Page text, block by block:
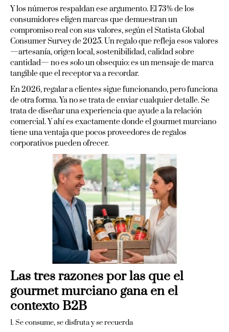
Y los números respaldan ese argumento. El 73% de los
consumidores eligen marcas que demuestran un
compromiso real con sus valores, según el Statista Global
Consumer Survey de 2025. Un regalo que refleja esos valores
—artesanía, origen local, sostenibilidad, calidad sobre
cantidad— no es solo un obsequio: es un mensaje de marca
tangible que el receptor va a recordar.
En 2026, regalar a clientes sigue funcionando, pero funciona
de otra forma. Ya no se trata de enviar cualquier detalle. Se
trata de diseñar una experiencia que ayude a la relación
comercial. Y ahí es exactamente donde el gourmet murciano
tiene una ventaja que pocos proveedores de regalos
corporativos pueden ofrecer.
Las tres razones por las que el
gourmet murciano gana en el
contexto B2B
1. Se consume, se disfruta y se recuerda